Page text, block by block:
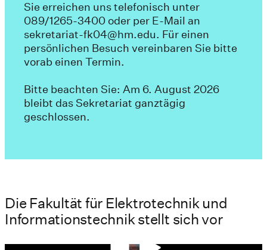
Sie erreichen uns telefonisch unter
089/1265-3400 oder per E-Mail an
sekretariat-fk04@hm.edu. Für einen
persönlichen Besuch vereinbaren Sie bitte
vorab einen Termin.
Bitte beachten Sie: Am 6. August 2026
bleibt das Sekretariat ganztägig
geschlossen.
Die Fakultät für Elektrotechnik und
Informationstechnik stellt sich vor